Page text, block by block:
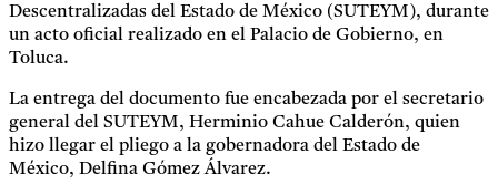
Descentralizadas del Estado de México (SUTEYM), durante
un acto oficial realizado en el Palacio de Gobierno, en
Toluca.
La entrega del documento fue encabezada por el secretario
general del SUTEYM, Herminio Cahue Calderón, quien
hizo llegar el pliego a la gobernadora del Estado de
México, Delfina Gómez Álvarez.